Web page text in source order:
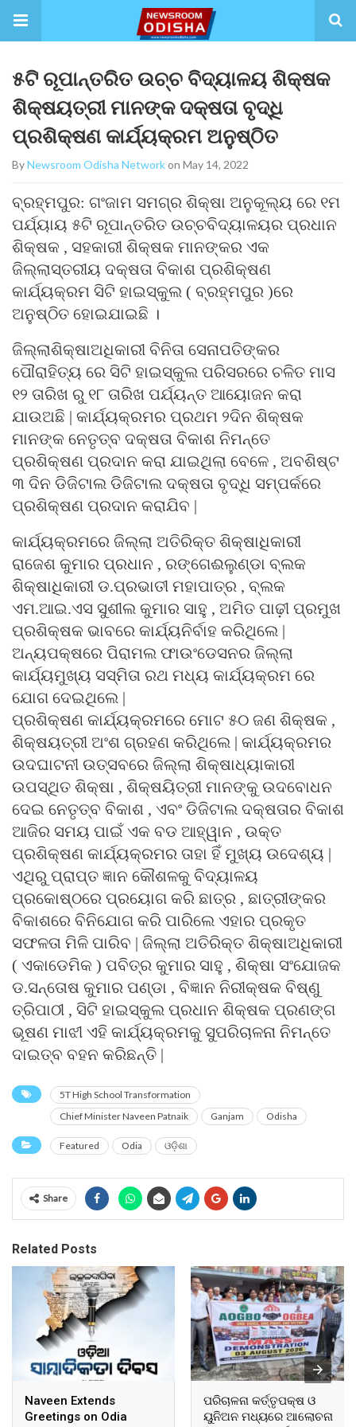
୫ଟି ରୂପାନ୍ତରିତ ଉଚ୍ଚ ବିଦ୍ୟାଳୟ ଶିକ୍ଷକ
ଶିକ୍ଷୟତ୍ରୀ ମାନଙ୍କ ଦକ୍ଷତା ବୃଦ୍ଧି
ପ୍ରଶିକ୍ଷଣ କାର୍ଯ୍ୟକ୍ରମ ଅନୁଷ୍ଠିତ
ByNewsroom Odisha Networkon May 14, 2022
ବ୍ରହ୍ମପୁର: ଗଂଜାମ ସମଗ୍ର ଶିକ୍ଷା ଅନୁକୂଲ୍ୟ ରେ ୧ମ
ପର୍ଯ୍ୟାୟ ୫ଟି ରୂପାନ୍ତରିତ ଉଚ୍ଚବିଦ୍ୟାଳୟର ପ୍ରଧାନ
ଶିକ୍ଷକ , ସହକାରୀ ଶିକ୍ଷକ ମାନଙ୍କର ଏକ
ଜିଲ୍ଲାସ୍ତରୀୟ ଦକ୍ଷତା ବିକାଶ ପ୍ରଶିକ୍ଷଣ
କାର୍ଯ୍ୟକ୍ରମ ସିଟି ହାଇସ୍କୁଲ ( ବ୍ରହ୍ମପୁର )ରେ
ଅନୁଷ୍ଠିତ ହୋଇଯାଇଛି ।
ଜିଲ୍ଲାଶିକ୍ଷାଅଧିକାରୀ ବିନିତା ସେନାପତିଙ୍କର
ପୌରାହିତ୍ୟ ରେ ସିଟି ହାଇସ୍କୁଲ ପରିସରରେ ଚଳିତ ମାସ
୧୨ ତାରିଖ ରୁ ୧୮ ତାରିଖ ପର୍ଯ୍ୟନ୍ତ ଆୟୋଜନ କରା
ଯାଉଅଛି | କାର୍ଯ୍ୟକ୍ରମର ପ୍ରଥମ ୨ଦିନ ଶିକ୍ଷକ
ମାନଙ୍କ ନେତୃତ୍ବ ଦକ୍ଷତା ବିକାଶ ନିମନ୍ତେ
ପ୍ରଶିକ୍ଷଣ ପ୍ରଦାନ କରା ଯାଇଥିଲା ବେଳେ , ଅବଶିଷ୍ଟ
୩ ଦିନ ଡିଜିଟାଲ ଡିଜିଟାଲ ଦକ୍ଷତା ବୃଦ୍ଧି ସମ୍ପର୍କରେ
ପ୍ରଶିକ୍ଷଣ ପ୍ରଦାନ କରାଯିବ |
କାର୍ଯ୍ୟକ୍ରମରେ ଜିଲ୍ଲା ଅତିରିକ୍ତ ଶିକ୍ଷାଧିକାରୀ
ରାଜେଶ କୁମାର ପ୍ରଧାନ , ରଙ୍ଗେଈଲୁଣ୍ଡା ବ୍ଲକ
ଶିକ୍ଷାଧିକାରୀ ଡ.ପ୍ରଭାତୀ ମହାପାତ୍ର , ବ୍ଲକ
ଏମ.ଆଇ.ଏସ ସୁଶୀଲ କୁମାର ସାହୁ , ଅମିତ ପାଢ଼ୀ ପ୍ରମୁଖ
ପ୍ରଶିକ୍ଷକ ଭାବରେ କାର୍ଯ୍ୟନିର୍ବାହ କରିଥିଲେ |
ଅନ୍ୟପକ୍ଷରେ ପିରାମଲ ଫାଉଂଡେସନର ଜିଲ୍ଲା
କାର୍ଯ୍ୟମୁଖ୍ୟ ସସ୍ମିତା ରଥ ମଧ୍ୟ କାର୍ଯ୍ୟକ୍ରମ ରେ
ଯୋଗ ଦେଇଥିଲେ |
ପ୍ରଶିକ୍ଷଣ କାର୍ଯ୍ୟକ୍ରମରେ ମୋଟ ୫୦ ଜଣ ଶିକ୍ଷକ ,
ଶିକ୍ଷୟତ୍ରୀ ଅଂଶ ଗ୍ରହଣ କରିଥିଲେ | କାର୍ଯ୍ୟକ୍ରମର
ଉଦଘାଟନୀ ଉତ୍ସବରେ ଜିଲ୍ଲା ଶିକ୍ଷାଧ୍ୟାକାରୀ
ଉପସ୍ଥିତ ଶିକ୍ଷା , ଶିକ୍ଷୟିତ୍ରୀ ମାନଙ୍କୁ ଉଦବୋଧନ
ଦେଇ ନେତୃତ୍ବ ବିକାଶ , ଏବଂ ଡିଜିଟାଲ ଦକ୍ଷତାର ବିକାଶ
ଆଜିର ସମୟ ପାଇଁ ଏକ ବଡ ଆହ୍ୱାନ , ଉକ୍ତ
ପ୍ରଶିକ୍ଷଣ କାର୍ଯ୍ୟକ୍ରମର ତାହା ହିଁ ମୁଖ୍ୟ ଉଦେଶ୍ୟ |
ଏଥିରୁ ପ୍ରାପ୍ତ ଜ୍ଞାନ କୌଶଳକୁ ବିଦ୍ୟାଳୟ
ପ୍ରକୋଷ୍ଠରେ ପ୍ରୟୋଗ କରି ଛାତ୍ର , ଛାତ୍ରୀଙ୍କର
ବିକାଶରେ ବିନିଯୋଗ କରି ପାରିଲେ ଏହାର ପ୍ରକୃତ
ସଫଳତା ମିଳି ପାରିବ | ଜିଲ୍ଲା ଅତିରିକ୍ତ ଶିକ୍ଷାଅଧିକାରୀ
( ଏକାଡେମିକ ) ପବିତ୍ର କୁମାର ସାହୁ , ଶିକ୍ଷା ସଂଯୋଜକ
ଡ.ସନ୍ତୋଷ କୁମାର ପଣ୍ଡା , ବିଜ୍ଞାନ ନିରୀକ୍ଷକ ବିଷ୍ଣୁ
ତ୍ରିପାଠୀ , ସିଟି ହାଇସ୍କୁଲ ପ୍ରଧାନ ଶିକ୍ଷକ ପ୍ରଣଙ୍ଗ
ଭୂଷଣ ମାଝୀ ଏହି କାର୍ଯ୍ୟକ୍ରମକୁ ସୁପରିଚାଳନା ନିମନ୍ତେ
ଦାଇତ୍ବ ବହନ କରିଛନ୍ତି |
5T High School Transformation
Chief Minister Naveen Patnaik
Ganjam Odisha
Featured Odia ଓଡ଼ିଶା
Share
Related Posts
Naveen Extends
Greetings on Odia
ପରିଚାଳନା କର୍ତ୍ତୃପକ୍ଷ ଓ
ୟୁନିଅନ ମଧ୍ୟରେ ଆଲୋଚନା